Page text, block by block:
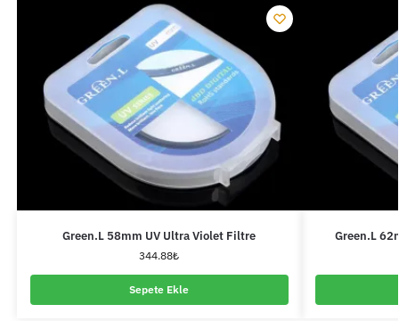
Green.L 58mm UV Ultra Violet Filtre
344.88₺
Sepete Ekle
Green.L